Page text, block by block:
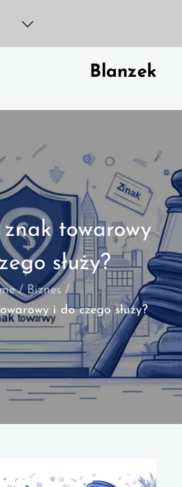
Blanzek
towarowy
służy?
Biznes
i do czego służy?